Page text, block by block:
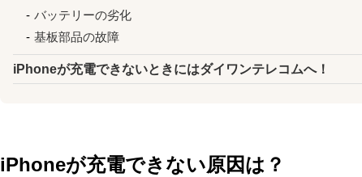
バッテリーの劣化
基板部品の故障
iPhoneが充電できないときにはダイワンテレコムへ！
iPhoneが充電できない原因は？